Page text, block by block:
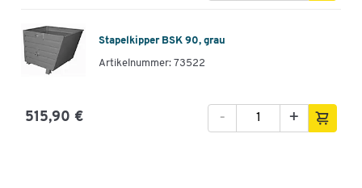
Stapelkipper BSK 90, grau
Artikelnummer: 73522
515,90 € +
-